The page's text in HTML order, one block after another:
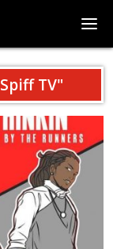
Spiff TV"